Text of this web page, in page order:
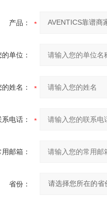
产品：
的单位：
的姓名：
系电话：
用邮箱：
省份：